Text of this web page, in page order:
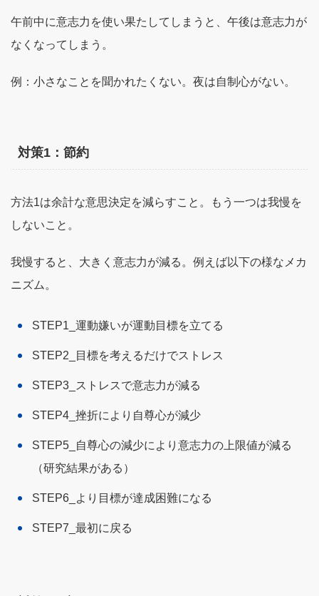
午前中に意志力を使い果たしてしまうと、午後は意志力が
なくなってしまう。
例：小さなことを聞かれたくない。夜は自制心がない。
対策1：節約
方法1は余計な意思決定を減らすこと。もう一つは我慢を
しないこと。
我慢すると、大きく意志力が減る。例えば以下の様なメカ
ニズム。
STEP1_運動嫌いが運動目標を立てる
STEP2_目標を考えるだけでストレス
STEP3_ストレスで意志力が減る
STEP4_挫折により自尊心が減少
STEP5_自尊心の減少により意志力の上限値が減る
（研究結果がある）
STEP6_より目標が達成困難になる
STEP7_最初に戻る